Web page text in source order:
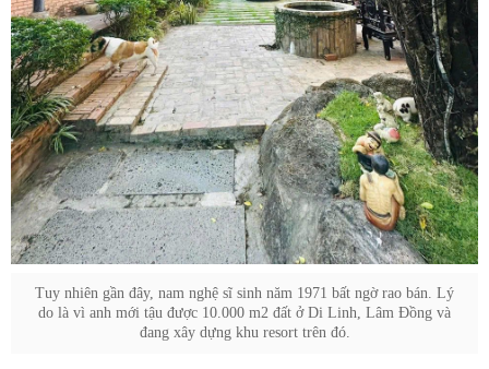
Tuy nhiên gần đây, nam nghệ sĩ sinh năm 1971 bất ngờ rao bán. Lý
do là vì anh mới tậu được 10.000 m2 đất ở Di Linh, Lâm Đồng và
đang xây dựng khu resort trên đó.